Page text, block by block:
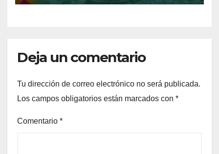
Deja un comentario
Tu dirección de correo electrónico no será publicada.
Los campos obligatorios están marcados con *
Comentario *